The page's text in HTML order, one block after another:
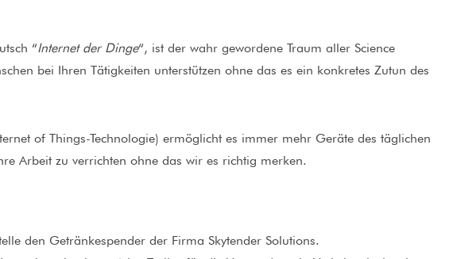
“Internet der Dinge“, ist der wahr gewordene Traum aller Science
bei Ihren Tätigkeiten unterstützen ohne das es ein konkretes Zutun des
of Things-Technologie) ermöglicht es immer mehr Geräte des täglichen
Arbeit zu verrichten ohne das wir es richtig merken.
den Getränkespender der Firma Skytender Solutions.